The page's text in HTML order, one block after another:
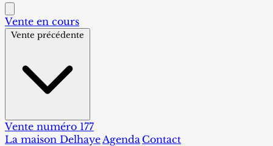
Vente en cours
Vente précédente
Vente numéro 177
La maison DelhayeAgenda Contact